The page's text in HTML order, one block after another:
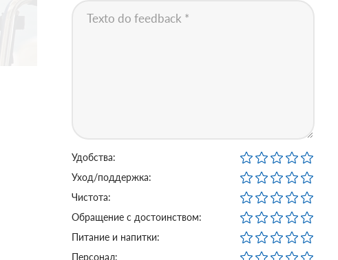
Удобства:
Уход/поддержка:
Чистота:
Обращение с достоинством:
Питание и напитки:
Персонал: